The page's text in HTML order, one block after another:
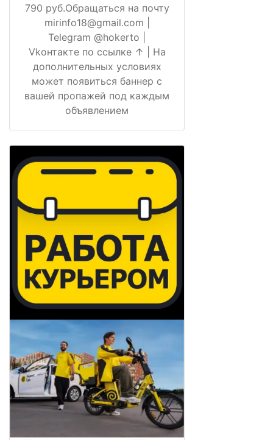
790 руб.Обращаться на почту
mirinfo18@gmail.com |
Telegram @hokerto |
Vkонтакте по ссылке ↑ | На
дополнительных условиях
может появиться баннер с
вашей пропажей под каждым
объявлением